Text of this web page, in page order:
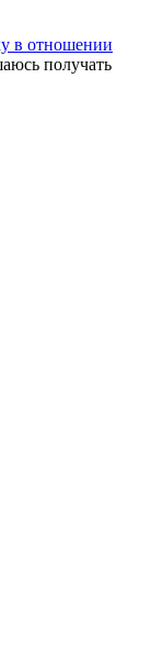
в отношении
получать